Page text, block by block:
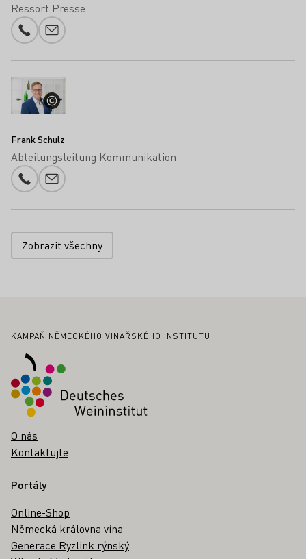
Ressort Presse
Telefonní číslo
Přidání e-mailu
Frank Schulz
Abteilungsleitung Kommunikation
Telefonní číslo
Přidání e-mailu
Zobrazit všechny
Zápatí
KAMPAŇ NĚMECKÉHO VINAŘSKÉHO INSTITUTU
O nás
Kontaktujte
Portály
Online-Shop
Německá královna vína
Generace Ryzlink rýnský